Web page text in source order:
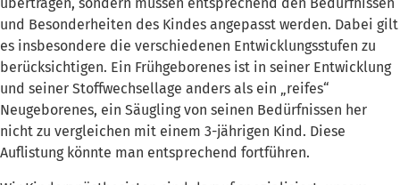
übertragen, sondern müssen entsprechend den Bedürfnissen
und Besonderheiten des Kindes angepasst werden. Dabei gilt
es insbesondere die verschiedenen Entwicklungsstufen zu
berücksichtigen. Ein Frühgeborenes ist in seiner Entwicklung
und seiner Stoffwechsellage anders als ein „reifes“
Neugeborenes, ein Säugling von seinen Bedürfnissen her
nicht zu vergleichen mit einem 3-jährigen Kind. Diese
Auflistung könnte man entsprechend fortführen.